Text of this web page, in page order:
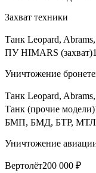
Захват техники
Танк Leopard,
ПУ HIMARS (захват)
Уничтожение
Танк Leopard,
Танк (прочие модели)
БМП, БМД, БТР,
Уничтожение
Вертолёт200 000 ₽